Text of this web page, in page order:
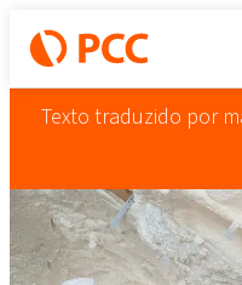
Texto traduzido por